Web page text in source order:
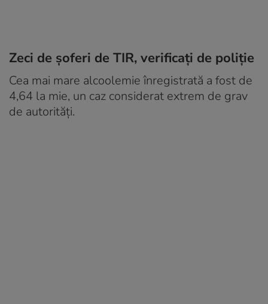
Zeci de șoferi de TIR, verificați de poliție
Cea mai mare alcoolemie înregistrată a fost de
4,64 la mie, un caz considerat extrem de grav
de autorități.